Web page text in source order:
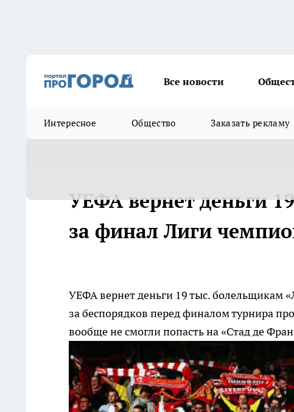
Все новости
Интересное Общество Заказать рекламу
УЕФА вернет деньги
за финал Лиги
УЕФА вернет деньги 19 тыс. болельщикам
за беспорядков перед финалом турнира
вообще не смогли попасть на «Стад де